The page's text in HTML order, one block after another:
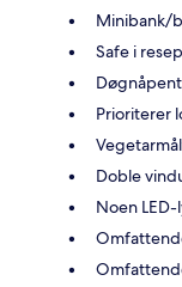
Minibank/
Safe i
Prioriterer
Doble
Noen LED-